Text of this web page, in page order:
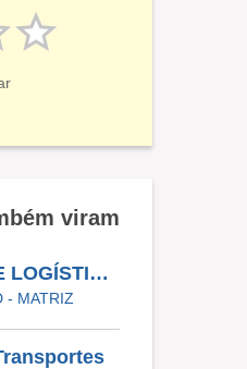
viram
AUXILIAR DE LOGÍSTICA - COLOMBO - PR
- MATRIZ